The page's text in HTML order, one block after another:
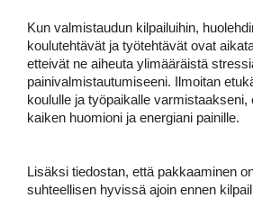
Kun valmistaudun kilpailuihin,
koulutehtävät ja työtehtävät ovat
etteivät ne aiheuta ylimääräistä
painivalmistautumiseeni. Ilmoitan
koululle ja työpaikalle varmistaakseni,
kaiken huomioni ja energiani painille.
Lisäksi tiedostan, että pakkaaminen
suhteellisen hyvissä ajoin ennen